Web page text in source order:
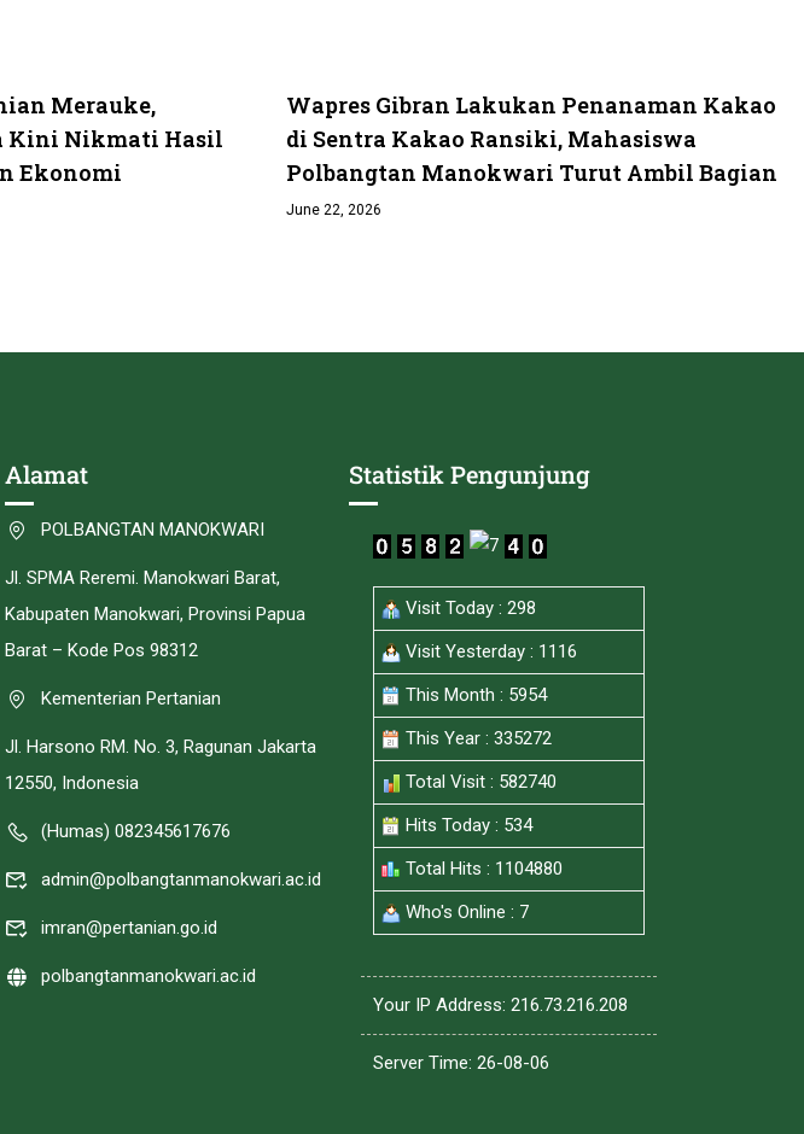
Merauke,
Kini Nikmati Hasil
Ekonomi
Wapres Gibran Lakukan Penanaman Kakao
di Sentra Kakao Ransiki, Mahasiswa
Polbangtan Manokwari Turut Ambil Bagian
June 22, 2026
Alamat
POLBANGTAN MANOKWARI
Jl. SPMA Reremi. Manokwari Barat,
Kabupaten Manokwari, Provinsi Papua
Barat – Kode Pos 98312
Kementerian Pertanian
Jl. Harsono RM. No. 3, Ragunan Jakarta
12550, Indonesia
(Humas) 082345617676
admin@polbangtanmanokwari.ac.id
imran@pertanian.go.id
polbangtanmanokwari.ac.id
Statistik Pengunjung
Visit Today : 298
Visit Yesterday : 1116
This Month : 5954
This Year : 335272
Total Visit : 582740
Hits Today : 534
Total Hits : 1104880
Who's Online : 7
Your IP Address: 216.73.216.208
Server Time: 26-08-06